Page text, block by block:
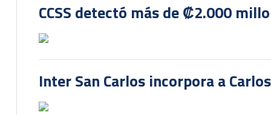
CCSS detectó más de ₡2.000
Inter San Carlos incorpora a